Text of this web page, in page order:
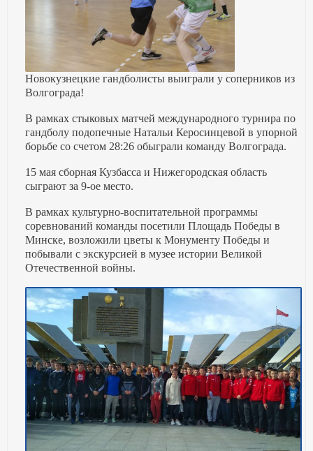
Новокузнецкие гандболисты выиграли у соперников из
Волгограда!
В рамках стыковых матчей международного турнира по
гандболу подопечные Натальи Керосинцевой в упорной
борьбе со счетом 28:26 обыграли команду Волгограда.
15 мая сборная Кузбасса и Нижегородская область
сыграют за 9-ое место.
В рамках культурно-воспитательной программы
соревнований команды посетили Площадь Победы в
Минске, возложили цветы к Монументу Победы и
побывали с экскурсией в музее истории Великой
Отечественной войны.